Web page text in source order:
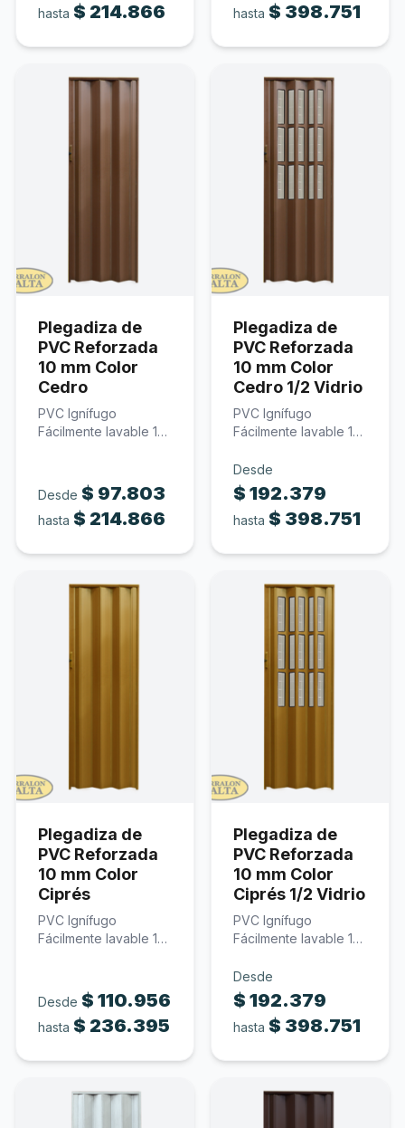
hasta $ 214.866 hasta $ 398.751
Plegadiza de
PVC Reforzada
10 mm Color
Cedro
PVC Ignífugo
Fácilmente lavable 10
Desde $ 97.803
hasta $ 214.866
Plegadiza de
PVC Reforzada
10 mm Color
Cedro 1/2 Vidrio
PVC Ignífugo
Fácilmente lavable 10
Policarbonato
traslúcido…
Desde
$ 192.379
hasta $ 398.751
Plegadiza de
PVC Reforzada
10 mm Color
Ciprés
PVC Ignífugo
Fácilmente lavable 10
Desde $ 110.956
hasta $ 236.395
Plegadiza de
PVC Reforzada
10 mm Color
Ciprés 1/2 Vidrio
PVC Ignífugo
Fácilmente lavable 10
Policarbonato
traslúcido…
Desde
$ 192.379
hasta $ 398.751